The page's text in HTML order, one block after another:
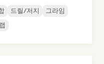
드릴/저지
그라임